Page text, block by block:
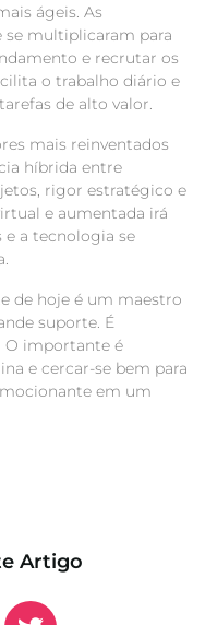
ágeis. As
se multiplicaram para
e recrutar os
o trabalho diário e
de alto valor.
mais reinventados
híbrida entre
rigor estratégico e
e aumentada irá
e a tecnologia se
de hoje é um maestro
suporte. É
O importante é
e cercar-se bem para
em um
Artigo